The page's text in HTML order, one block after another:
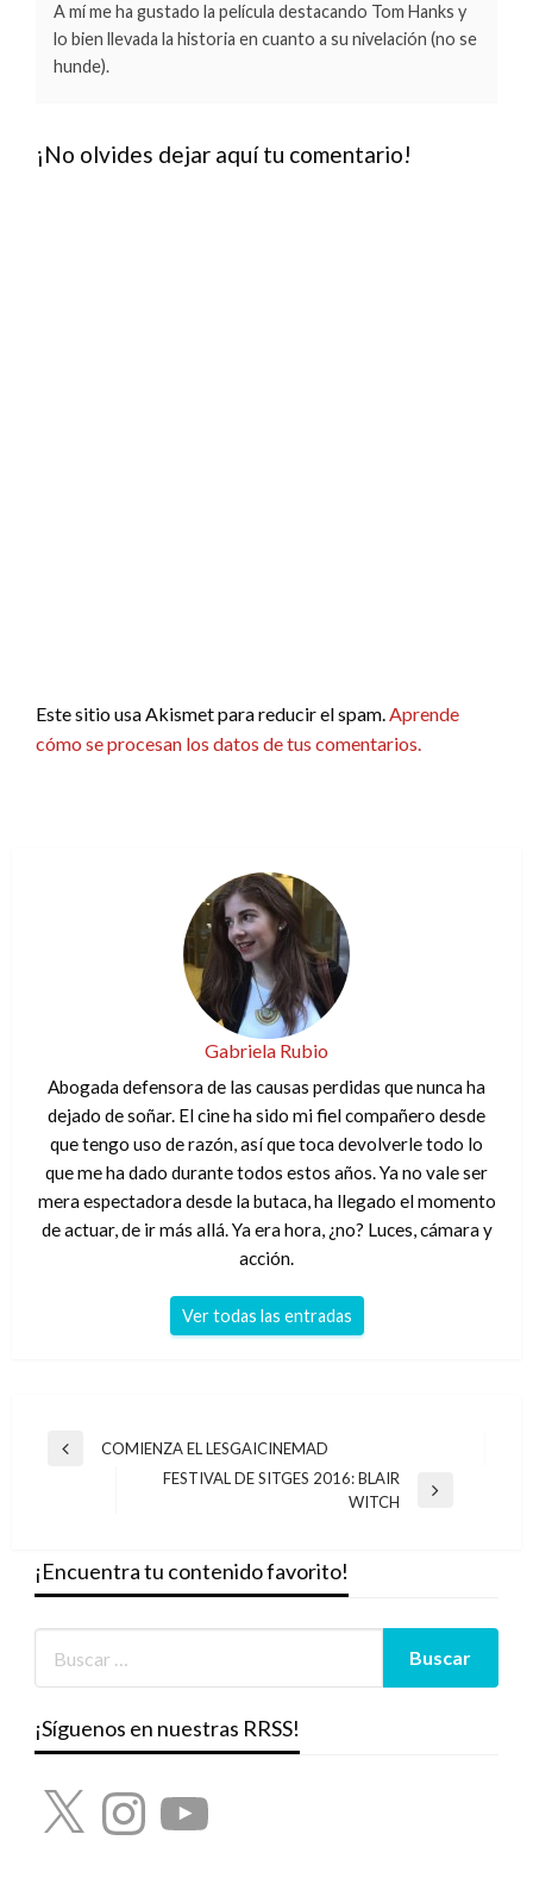
A mí me ha gustado la película destacando Tom Hanks y
lo bien llevada la historia en cuanto a su nivelación (no se
hunde).
¡No olvides dejar aquí tu comentario!
Este sitio usa Akismet para reducir el spam.Aprende
cómo se procesan los datos de tus comentarios.
Gabriela Rubio
Abogada defensora de las causas perdidas que nunca ha
dejado de soñar. El cine ha sido mi fiel compañero desde
que tengo uso de razón, así que toca devolverle todo lo
que me ha dado durante todos estos años. Ya no vale ser
mera espectadora desde la butaca, ha llegado el momento
de actuar, de ir más allá. Ya era hora, ¿no? Luces, cámara y
acción.
Ver todas las entradas
Navegación
Entrada
COMIENZA EL LESGAICINEMAD
FESTIVAL DE SITGES 2016: BLAIR
WITCH
¡Encuentra tu contenido favorito!
¡Síguenos en nuestras RRSS!
X InstagramYouTube